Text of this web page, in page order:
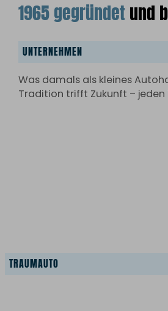
1965 gegründet und
UNTERNEHMEN
Was damals als kleines
Tradition trifft Zukunft – jeden
TRAUMAUTO